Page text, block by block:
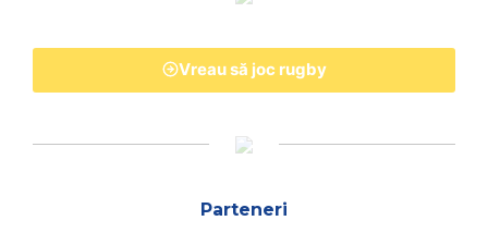
Vreau să joc rugby
Parteneri